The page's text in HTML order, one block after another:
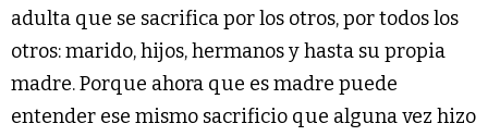
adulta que se sacrifica por los otros, por todos los
otros: marido, hijos, hermanos y hasta su propia
madre. Porque ahora que es madre puede
entender ese mismo sacrificio que alguna vez hizo